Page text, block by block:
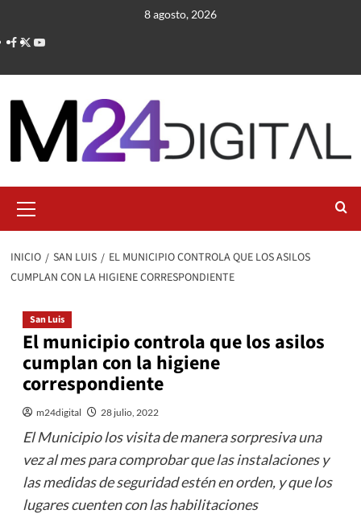
contenido
8 agosto, 2026
primario
INICIO SAN LUIS
EL MUNICIPIO CONTROLA QUE LOS ASILOS
CUMPLAN CON LA HIGIENE CORRESPONDIENTE
San Luis
El municipio controla que los asilos
cumplan con la higiene
correspondiente
m24digital 28 julio, 2022
El Municipio los visita de manera sorpresiva una
vez al mes para comprobar que las instalaciones y
las medidas de seguridad estén en orden, y que los
lugares cuenten con las habilitaciones